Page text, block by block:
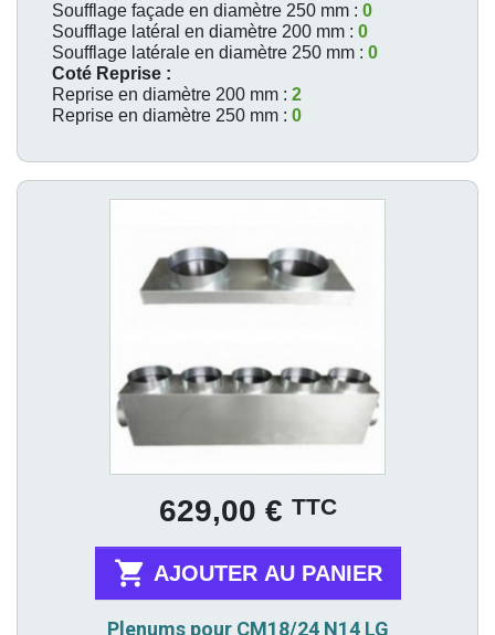
Soufflage façade en diamètre 250 mm : 0
Soufflage latéral en diamètre 200 mm : 0
Soufflage latérale en diamètre 250 mm : 0
Coté Reprise :
Reprise en diamètre 200 mm : 2
Reprise en diamètre 250 mm : 0
629,00 € TTC
 AJOUTER AU PANIER
Plenums pour CM18/24 N14 LG